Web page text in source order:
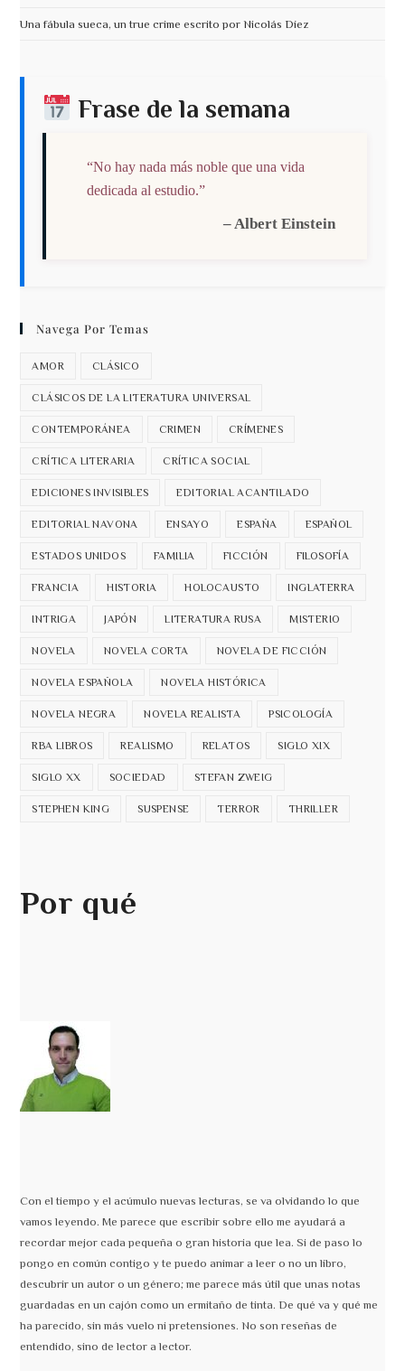
Una fábula sueca, un true crime escrito por Nicolás Díez
Frase de la semana
“No hay nada más noble que una vida
dedicada al estudio.”
– Albert Einstein
Navega Por Temas
AMOR CLÁSICO
CLÁSICOS DE LA LITERATURA UNIVERSAL
CONTEMPORÁNEA CRIMEN CRÍMENES
CRÍTICA LITERARIA CRÍTICA SOCIAL
EDICIONES INVISIBLES EDITORIAL ACANTILADO
EDITORIAL NAVONA ENSAYO ESPAÑA ESPAÑOL
ESTADOS UNIDOS FAMILIA FICCIÓN FILOSOFÍA
FRANCIA HISTORIA HOLOCAUSTO INGLATERRA
INTRIGA JAPÓN LITERATURA RUSA MISTERIO
NOVELA NOVELA CORTA NOVELA DE FICCIÓN
NOVELA ESPAÑOLA NOVELA HISTÓRICA
NOVELA NEGRA NOVELA REALISTA PSICOLOGÍA
RBA LIBROS REALISMO RELATOS SIGLO XIX
SIGLO XX SOCIEDAD STEFAN ZWEIG
STEPHEN KING SUSPENSE TERROR THRILLER
Por qué
Con el tiempo y el acúmulo nuevas lecturas, se va olvidando lo que
vamos leyendo. Me parece que escribir sobre ello me ayudará a
recordar mejor cada pequeña o gran historia que lea. Si de paso lo
pongo en común contigo y te puedo animar a leer o no un libro,
descubrir un autor o un género; me parece más útil que unas notas
guardadas en un cajón como un ermitaño de tinta. De qué va y qué me
ha parecido, sin más vuelo ni pretensiones. No son reseñas de
entendido, sino de lector a lector.